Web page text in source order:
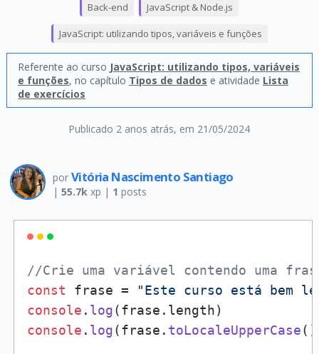
Publicado 2 anos atrás, em 21/05/2024
Back-end JavaScript & Node.js
JavaScript: utilizando tipos, variáveis e funções
Referente ao curso JavaScript: utilizando tipos, variáveis
e funções, no capítulo Tipos de dados e atividade Lista
de exercícios
por Vitória Nascimento Santiago
| 55.7kxp | 1 posts
//Crie uma variável contendo uma
const frase =
"Este curso está bem
console . log(frase. length
console . log(frase. toLocaleUpperCase